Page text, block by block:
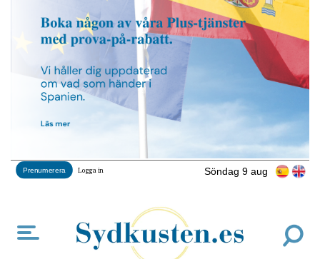
Söndag 9 aug
Prenumerera Logga in